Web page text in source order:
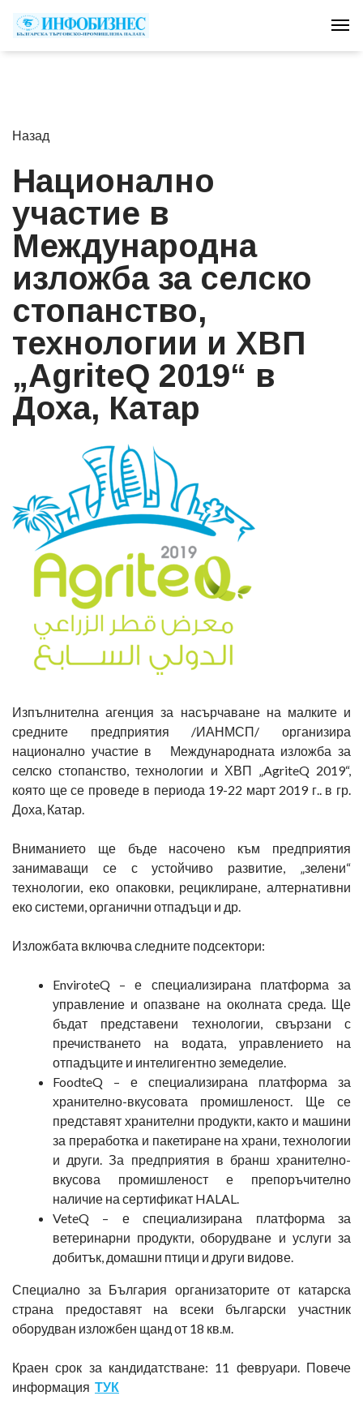
Назад
Национално
участие в
Международна
изложба за селско
стопанство,
технологии и ХВП
„AgriteQ 2019“ в
Доха, Катар
Изпълнителна агенция за насърчаване на малките и
средните предприятия /ИАНМСП/ организира
национално участие в Международната изложба за
селско стопанство, технологии и ХВП „AgriteQ 2019“,
която ще се проведе в периода 19-22 март 2019 г.. в гр.
Доха, Катар.
Вниманието ще бъде насочено към предприятия
занимаващи се с устойчиво развитие, „зелени“
технологии, еко опаковки, рециклиране, алтернативни
еко системи, органични отпадъци и др.
Изложбата включва следните подсектори:
EnviroteQ – е специализирана платформа за
управление и опазване на околната среда. Ще
бъдат представени технологии, свързани с
пречистването на водата, управлението на
отпадъците и интелигентно земеделие.
FoodteQ – е специализирана платформа за
хранително-вкусовата промишленост. Ще се
представят хранителни продукти, както и машини
за преработка и пакетиране на храни, технологии
и други. За предприятия в бранш хранително-
вкусова промишленост е препоръчително
наличие на сертификат HALAL.
VeteQ – е специализирана платформа за
ветеринарни продукти, оборудване и услуги за
добитък, домашни птици и други видове.
Специално за България организаторите от катарска
страна предоставят на всеки български участник
оборудван изложбен щанд от 18 кв.м.
Краен срок за кандидатстване: 11 февруари. Повече
информация ТУК